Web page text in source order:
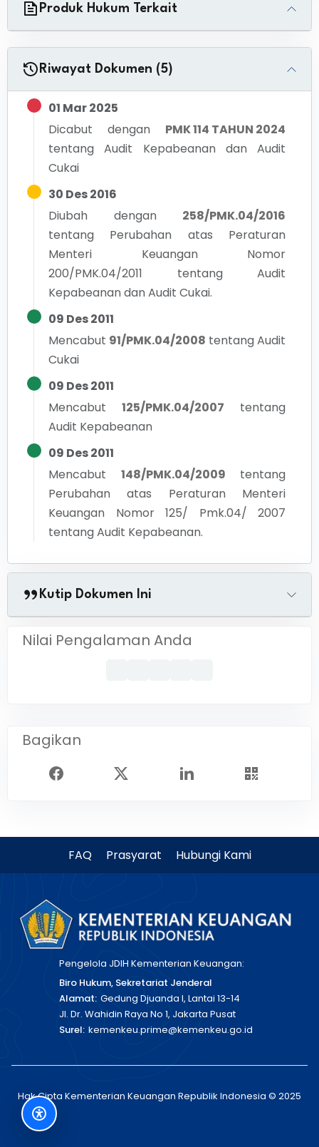
Produk Hukum Terkait
Riwayat Dokumen (5)
01 Mar 2025
Dicabut dengan
PMK 114 TAHUN 2024
tentangAudit Kepabeanan dan Audit
Cukai
30 Des 2016
Diubah dengan
258/PMK.04/2016
tentang Perubahan atas Peraturan
Menteri Keuangan Nomor
200/PMK.04/2011 tentang Audit
Kepabeanan dan Audit Cukai.
09 Des 2011
Mencabut 91/PMK.04/2008 tentangAudit
Cukai
09 Des 2011
Mencabut
125/PMK.04/2007
tentang
Audit Kepabeanan
09 Des 2011
Mencabut
148/PMK.04/2009
tentang
Perubahan atas Peraturan Menteri
Keuangan Nomor 125/ Pmk.04/ 2007
tentang Audit Kepabeanan.
Kutip Dokumen Ini
Nilai Pengalaman Anda
Bagikan
FAQ Prasyarat Hubungi Kami
Pengelola JDIH Kementerian Keuangan:
Biro Hukum, Sekretariat Jenderal
Alamat: Gedung Djuanda I, Lantai 13-14
Jl. Dr. Wahidin Raya No 1, Jakarta Pusat
Surel: kemenkeu.prime@kemenkeu.go.id
Hak Cipta Kementerian Keuangan Republik Indonesia © 2025